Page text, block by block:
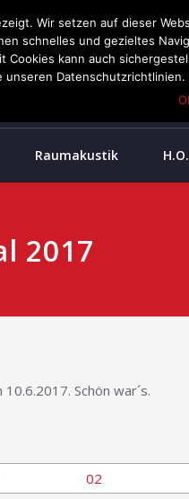
08628
Raumakustik
2017
Schön war´s.
Wir setzen auf dieser
schnelles und gezieltes
Cookies kann auch